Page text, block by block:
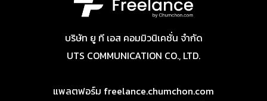
บริษัท ยู ที เอส คอมมิวนิเคชั่น จำกัด
UTS COMMUNICATION CO., LTD.
แพลตฟอร์ม freelance.chumchon.com